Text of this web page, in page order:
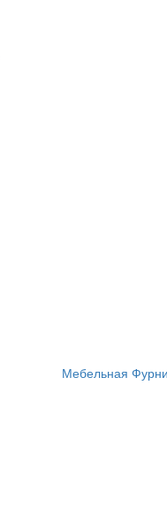
Мебельная